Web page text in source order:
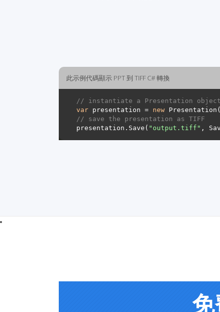
此示例代碼顯示 PPT 到 TIFF C# 轉換
// instantiate a Presentation
var presentation = new Presentation(
// save the presentation as TIFF
presentation.Save( "output.tiff"